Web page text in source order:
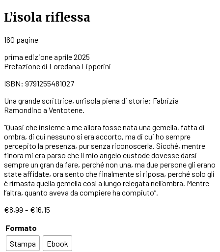
L’isola riflessa
160 pagine
prima edizione aprile 2025
Prefazione di Loredana Lipperini
ISBN: 9791255481027
Una grande scrittrice, un’isola piena di storie: Fabrizia
Ramondino a Ventotene.
“Quasi che insieme a me allora fosse nata una gemella, fatta di
ombra, di cui nessuno si era accorto, ma di cui ho sempre
percepito la presenza, pur senza riconoscerla. Sicché, mentre
finora mi era parso che il mio angelo custode dovesse darsi
sempre un gran da fare, perché non una, ma due persone gli erano
state affidate, ora sento che finalmente si riposa, perché solo gli
è rimasta quella gemella così a lungo relegata nell’ombra. Mentre
l’altra, quanto aveva da compiere ha compiuto”.
€8,99 - €16,15
da
€8,99
Formato
Stampa
Ebook